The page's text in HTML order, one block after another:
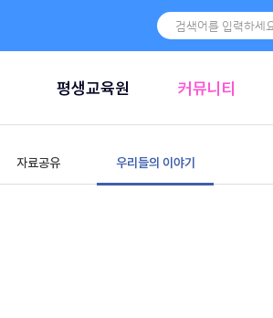
평생교육원 커뮤니티
자료공유 우리들의 이야기